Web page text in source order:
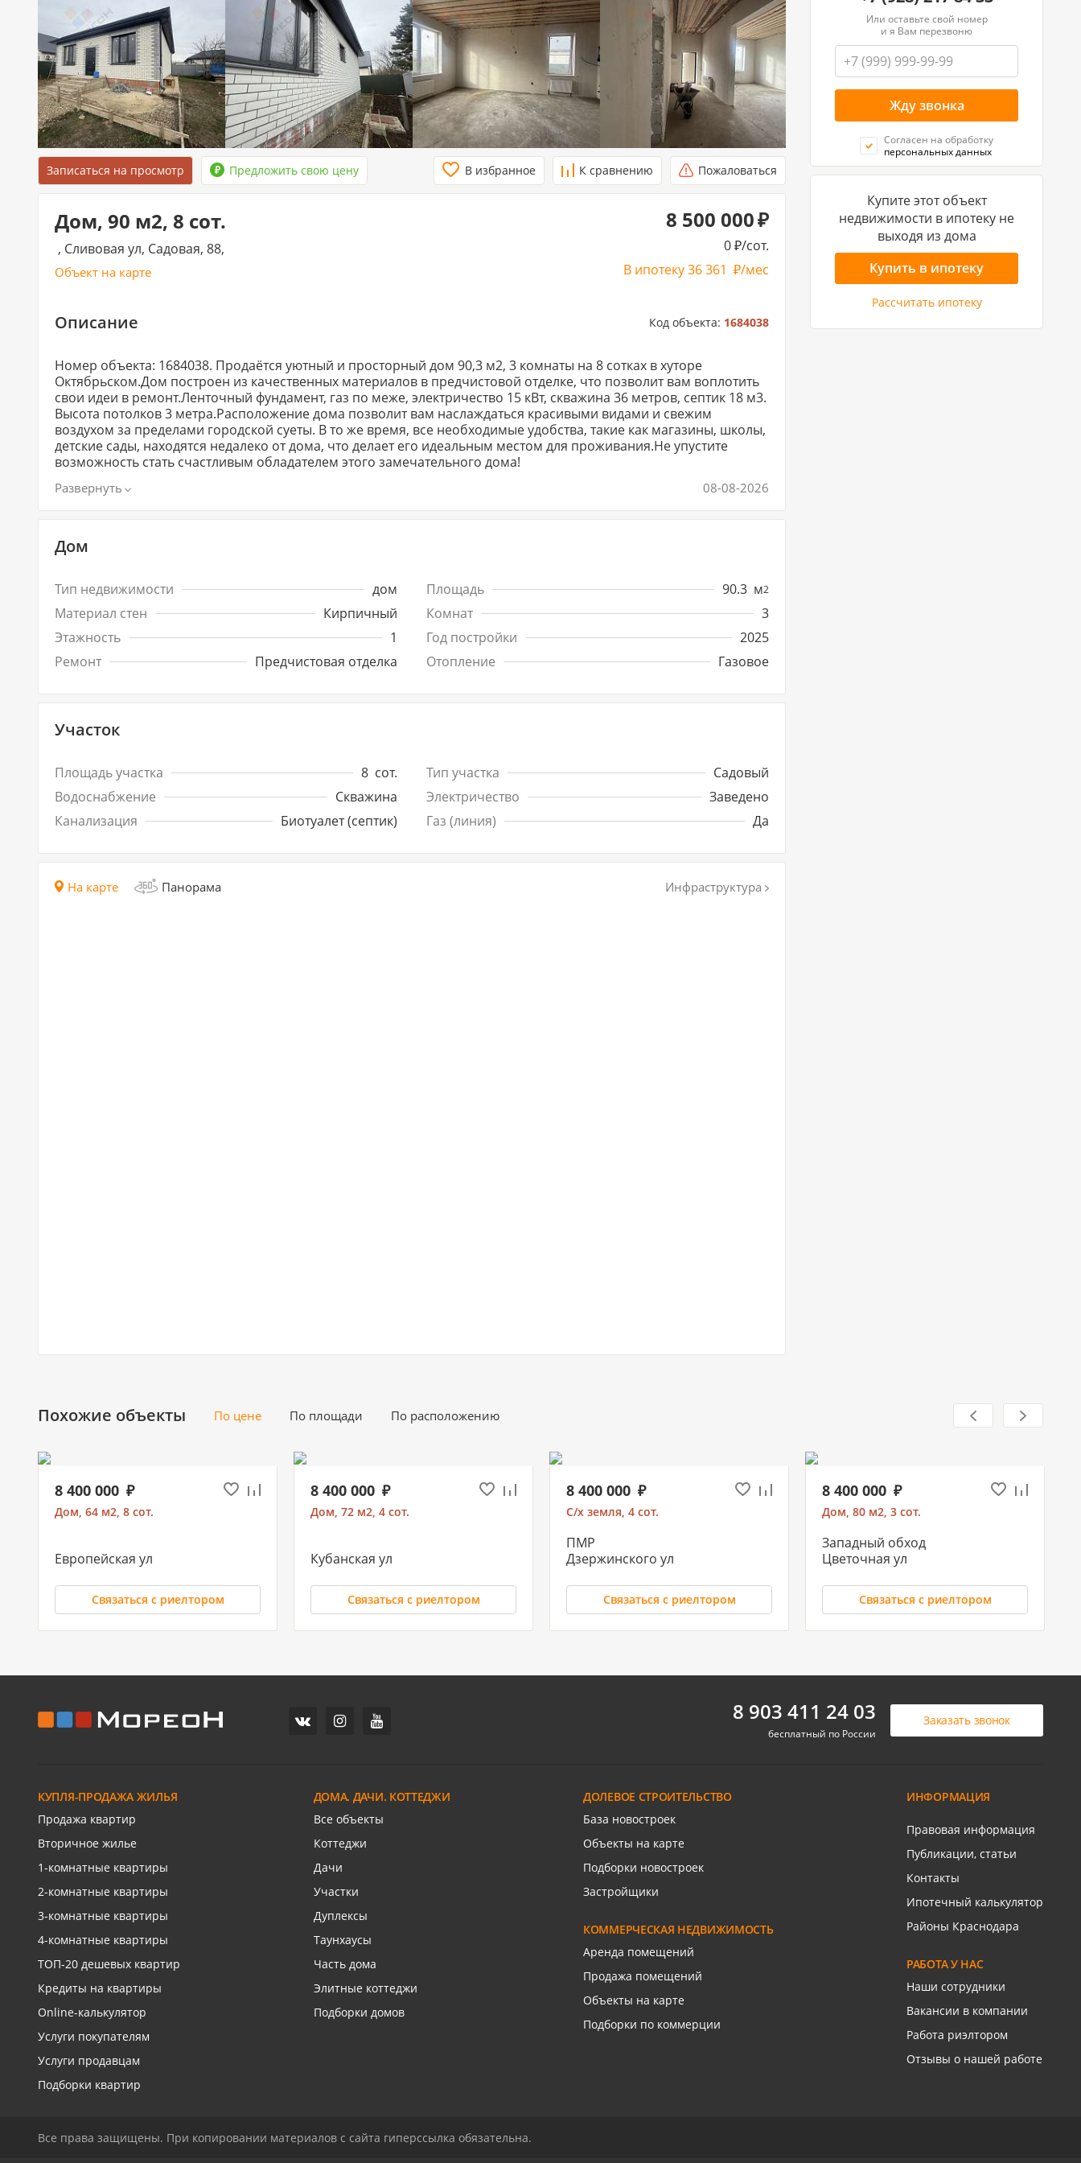
Записаться на просмотр Предложить свою цену В избранное К сравнению Пожаловаться
Дом, 90 м2, 8 сот.
, Сливовая ул, Садовая, 88,
Объект на карте
8 500 000
0 /сот.
В ипотеку36 361 /мес
Описание Код объекта: 1684038
Номер объекта: 1684038. Продаётся уютный и просторный дом 90,3 м2, 3 комнаты на 8 сотках в хуторе
Октябрьском.Дом построен из качественных материалов в предчистовой отделке, что позволит вам воплотить
свои идеи в ремонт.Ленточный фундамент, газ по меже, электричество 15 кВт, скважина 36 метров, септик 18 м3.
Высота потолков 3 метра.Расположение дома позволит вам наслаждаться красивыми видами и свежим
воздухом за пределами городской суеты. В то же время, все необходимые удобства, такие как магазины, школы,
детские сады, находятся недалеко от дома, что делает его идеальным местом для проживания.Не упустите
возможность стать счастливым обладателем этого замечательного дома!
08-08-2026
Дом
Тип недвижимости дом Площадь 90.3 м2
Материал стен Кирпичный Комнат
3
Этажность
1 Год постройки
2025
Ремонт
Предчистовая отделка Отопление Газовое
Участок
Площадь участка 8 сот. Тип участка
Садовый
Водоснабжение
Скважина Электричество
Заведено
Канализация
Биотуалет (септик) Газ (линия) Да
На карте Панорама Инфраструктура
Или оставьте свой номер
и я Вам перезвоню
Согласен на обработку
персональных данных
Купите этот объект
недвижимости в ипотеку не
выходя из дома
Купить в ипотеку
Рассчитать ипотеку
Похожие объекты По цене По площади По расположению
8 400 000
Дом, 64 м2, 8 сот.
Европейская ул
Связаться с риелтором
8 400 000
Дом, 72 м2, 4 сот.
Кубанская ул
Связаться с риелтором
8 400 000
С/х земля, 4 сот.
ПМР
Дзержинского ул
Связаться с риелтором
8 400 000
Дом, 80 м2, 3 сот.
Западный обход
Цветочная ул
Связаться с риелтором
Часть дома, 157.2 м2 Дом, 71 м2, 3 сот.
Связаться с риелтором
5 500 000
Дом, 88 м2, 5 сот. Заказать звонок
8 903 411 24 03
бесплатный по России
КУПЛЯ-ПРОДАЖА ЖИЛЬЯ
Продажа квартир
Вторичное жилье
1-комнатные квартиры
2-комнатные квартиры
3-комнатные квартиры
4-комнатные квартиры
ТОП-20 дешевых квартир
Кредиты на квартиры
Online-калькулятор
Услуги покупателям
Услуги продавцам
Подборки квартир
ДОМА. ДАЧИ. КОТТЕДЖИ
Все объекты
Коттеджи
Дачи
Участки
Дуплексы
Таунхаусы
Часть дома
Элитные коттеджи
Подборки домов
ДОЛЕВОЕ СТРОИТЕЛЬСТВО
База новостроек
Объекты на карте
Подборки новостроек
Застройщики
КОММЕРЧЕСКАЯ НЕДВИЖИМОСТЬ
Аренда помещений
Продажа помещений
Объекты на карте
Подборки по коммерции
ИНФОРМАЦИЯ
Правовая информация
Публикации, статьи
Контакты
Ипотечный калькулятор
Районы Краснодара
РАБОТА У НАС
Наши сотрудники
Вакансии в компании
Работа риэлтором
Отзывы о нашей работе
Все права защищены. При копировании материалов с сайта гиперссылка обязательна.